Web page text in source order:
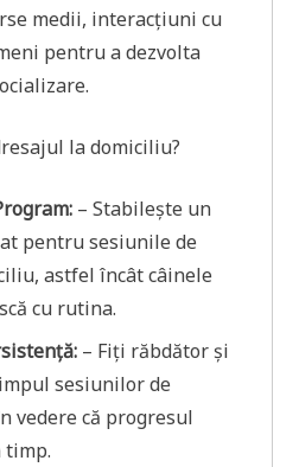
medii, interacțiuni cu
pentru a dezvolta
la domiciliu?
– Stabilește un
pentru sesiunile de
astfel încât câinele
cu rutina.
– Fiți răbdător și
sesiunilor de
vedere că progresul
timp.